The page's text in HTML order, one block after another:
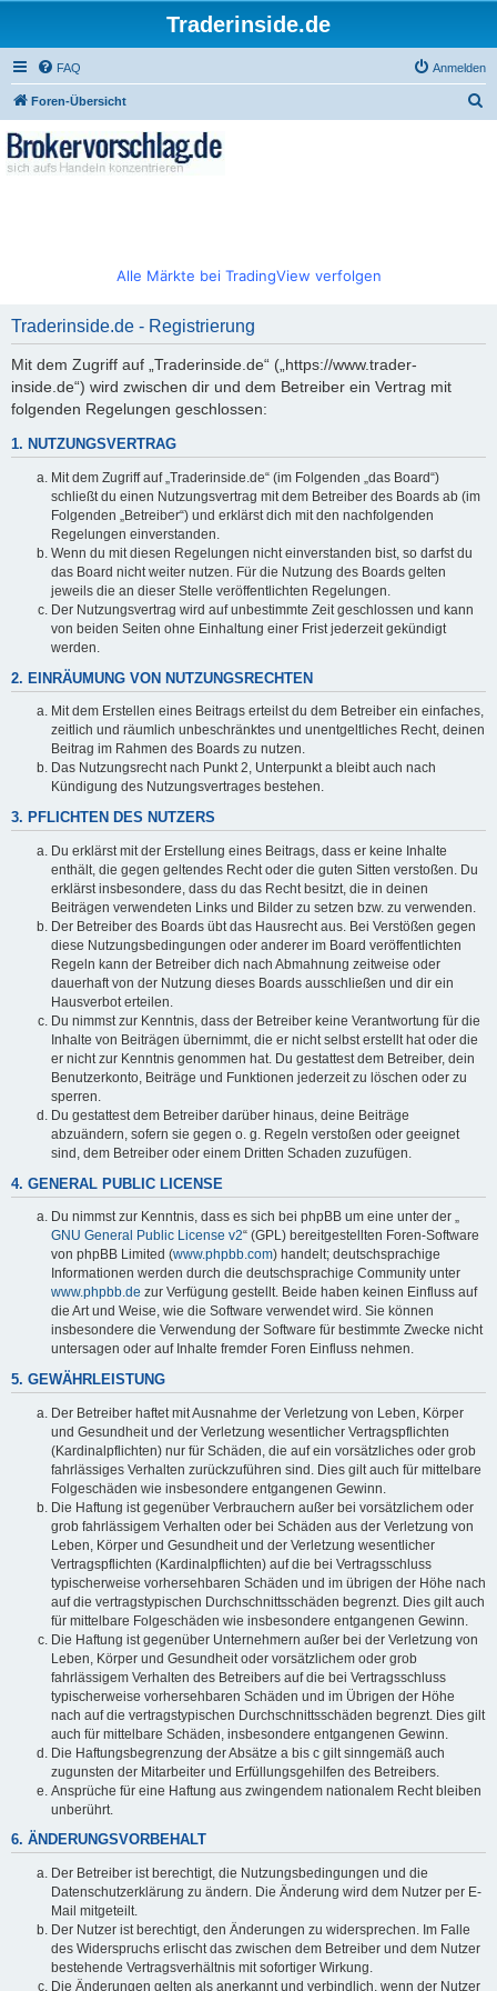
Traderinside.de
FAQ Anmelden
Foren-Übersicht
Alle Märkte bei TradingView verfolgen
Traderinside.de - Registrierung
Mit dem Zugriff auf „Traderinside.de“ („https://www.trader-
inside.de“) wird zwischen dir und dem Betreiber ein Vertrag mit
folgenden Regelungen geschlossen:
1. NUTZUNGSVERTRAG
Mit dem Zugriff auf „Traderinside.de“ (im Folgenden „das Board“)
schließt du einen Nutzungsvertrag mit dem Betreiber des Boards ab (im
Folgenden „Betreiber“) und erklärst dich mit den nachfolgenden
Regelungen einverstanden.
Wenn du mit diesen Regelungen nicht einverstanden bist, so darfst du
das Board nicht weiter nutzen. Für die Nutzung des Boards gelten
jeweils die an dieser Stelle veröffentlichten Regelungen.
Der Nutzungsvertrag wird auf unbestimmte Zeit geschlossen und kann
von beiden Seiten ohne Einhaltung einer Frist jederzeit gekündigt
werden.
2. EINRÄUMUNG VON NUTZUNGSRECHTEN
Mit dem Erstellen eines Beitrags erteilst du dem Betreiber ein einfaches,
zeitlich und räumlich unbeschränktes und unentgeltliches Recht, deinen
Beitrag im Rahmen des Boards zu nutzen.
Das Nutzungsrecht nach Punkt 2, Unterpunkt a bleibt auch nach
Kündigung des Nutzungsvertrages bestehen.
3. PFLICHTEN DES NUTZERS
Du erklärst mit der Erstellung eines Beitrags, dass er keine Inhalte
enthält, die gegen geltendes Recht oder die guten Sitten verstoßen. Du
erklärst insbesondere, dass du das Recht besitzt, die in deinen
Beiträgen verwendeten Links und Bilder zu setzen bzw. zu verwenden.
Der Betreiber des Boards übt das Hausrecht aus. Bei Verstößen gegen
diese Nutzungsbedingungen oder anderer im Board veröffentlichten
Regeln kann der Betreiber dich nach Abmahnung zeitweise oder
dauerhaft von der Nutzung dieses Boards ausschließen und dir ein
Hausverbot erteilen.
Du nimmst zur Kenntnis, dass der Betreiber keine Verantwortung für die
Inhalte von Beiträgen übernimmt, die er nicht selbst erstellt hat oder die
er nicht zur Kenntnis genommen hat. Du gestattest dem Betreiber, dein
Benutzerkonto, Beiträge und Funktionen jederzeit zu löschen oder zu
sperren.
Du gestattest dem Betreiber darüber hinaus, deine Beiträge
abzuändern, sofern sie gegen o. g. Regeln verstoßen oder geeignet
sind, dem Betreiber oder einem Dritten Schaden zuzufügen.
4. GENERAL PUBLIC LICENSE
Du nimmst zur Kenntnis, dass es sich bei phpBB um eine unter der „
GNU General Public License v2“ (GPL) bereitgestellten Foren-Software
von phpBB Limited (www.phpbb.com) handelt; deutschsprachige
Informationen werden durch die deutschsprachige Community unter
www.phpbb.de zur Verfügung gestellt. Beide haben keinen Einfluss auf
die Art und Weise, wie die Software verwendet wird. Sie können
insbesondere die Verwendung der Software für bestimmte Zwecke nicht
untersagen oder auf Inhalte fremder Foren Einfluss nehmen.
5. GEWÄHRLEISTUNG
Der Betreiber haftet mit Ausnahme der Verletzung von Leben, Körper
und Gesundheit und der Verletzung wesentlicher Vertragspflichten
(Kardinalpflichten) nur für Schäden, die auf ein vorsätzliches oder grob
fahrlässiges Verhalten zurückzuführen sind. Dies gilt auch für mittelbare
Folgeschäden wie insbesondere entgangenen Gewinn.
Die Haftung ist gegenüber Verbrauchern außer bei vorsätzlichem oder
grob fahrlässigem Verhalten oder bei Schäden aus der Verletzung von
Leben, Körper und Gesundheit und der Verletzung wesentlicher
Vertragspflichten (Kardinalpflichten) auf die bei Vertragsschluss
typischerweise vorhersehbaren Schäden und im übrigen der Höhe nach
auf die vertragstypischen Durchschnittsschäden begrenzt. Dies gilt auch
für mittelbare Folgeschäden wie insbesondere entgangenen Gewinn.
Die Haftung ist gegenüber Unternehmern außer bei der Verletzung von
Leben, Körper und Gesundheit oder vorsätzlichem oder grob
fahrlässigem Verhalten des Betreibers auf die bei Vertragsschluss
typischerweise vorhersehbaren Schäden und im Übrigen der Höhe
nach auf die vertragstypischen Durchschnittsschäden begrenzt. Dies gilt
auch für mittelbare Schäden, insbesondere entgangenen Gewinn.
Die Haftungsbegrenzung der Absätze a bis c gilt sinngemäß auch
zugunsten der Mitarbeiter und Erfüllungsgehilfen des Betreibers.
Ansprüche für eine Haftung aus zwingendem nationalem Recht bleiben
unberührt.
6. ÄNDERUNGSVORBEHALT
Der Betreiber ist berechtigt, die Nutzungsbedingungen und die
Datenschutzerklärung zu ändern. Die Änderung wird dem Nutzer per E-
Mail mitgeteilt.
Der Nutzer ist berechtigt, den Änderungen zu widersprechen. Im Falle
des Widerspruchs erlischt das zwischen dem Betreiber und dem Nutzer
bestehende Vertragsverhältnis mit sofortiger Wirkung.
Die Änderungen gelten als anerkannt und verbindlich, wenn der Nutzer